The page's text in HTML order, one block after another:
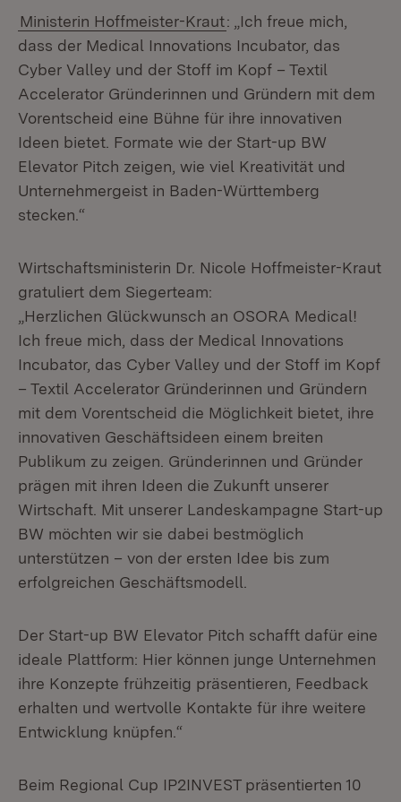
Ministerin Hoffmeister-Kraut: „Ich freue mich,
dass der Medical Innovations Incubator, das
Cyber Valley und der Stoff im Kopf – Textil
Accelerator Gründerinnen und Gründern mit dem
Vorentscheid eine Bühne für ihre innovativen
Ideen bietet. Formate wie der Start-up BW
Elevator Pitch zeigen, wie viel Kreativität und
Unternehmergeist in Baden-Württemberg
stecken.“
Wirtschaftsministerin Dr. Nicole Hoffmeister-Kraut
gratuliert dem Siegerteam:
„Herzlichen Glückwunsch an OSORA Medical!
Ich freue mich, dass der Medical Innovations
Incubator, das Cyber Valley und der Stoff im Kopf
– Textil Accelerator Gründerinnen und Gründern
mit dem Vorentscheid die Möglichkeit bietet, ihre
innovativen Geschäftsideen einem breiten
Publikum zu zeigen. Gründerinnen und Gründer
prägen mit ihren Ideen die Zukunft unserer
Wirtschaft. Mit unserer Landeskampagne Start-up
BW möchten wir sie dabei bestmöglich
unterstützen – von der ersten Idee bis zum
erfolgreichen Geschäftsmodell.
Der Start-up BW Elevator Pitch schafft dafür eine
ideale Plattform: Hier können junge Unternehmen
ihre Konzepte frühzeitig präsentieren, Feedback
erhalten und wertvolle Kontakte für ihre weitere
Entwicklung knüpfen.“
Beim Regional Cup IP2INVEST präsentierten 10